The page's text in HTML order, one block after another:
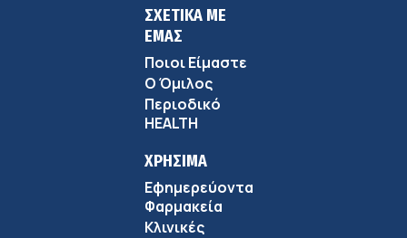
ΣΧΕΤΙΚΑ ΜΕ
ΕΜΑΣ
Ποιοι Είμαστε
Ο Όμιλος
Περιοδικό
HEALTH
ΧΡΗΣΙΜΑ
Εφημερεύοντα
Φαρμακεία
Κλινικές